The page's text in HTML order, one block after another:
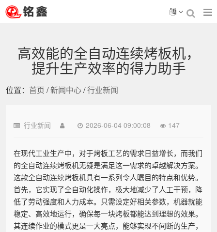
高效能的全自动连续烤板机，
提升生产效率的得力助手
位置： 首页 /新闻中心/行业新闻
行业新闻 2026-06-04 09:00:08 147
在现代工业生产中，对于烤板工艺的需求日益增长，而我们
的全自动连续烤板机无疑是满足这一需求的卓越解决方案。
这款全自动连续烤板机具有一系列令人瞩目的特点和优势。
首先，它实现了全自动化操作，极大地减少了人工干预，降
低了劳动强度和人力成本。只需设定好相关参数，机器就能
稳定、高效地运行，确保每一块烤板都能达到理想的效果。
其连续作业的模式更是一大亮点，能够实现不间断的生产，